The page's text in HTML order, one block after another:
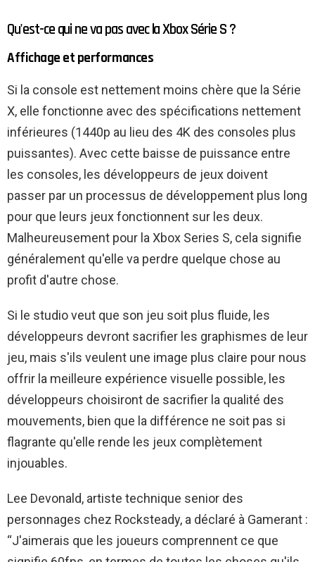
Qu'est-ce qui ne va pas avec la Xbox Série S ?
Affichage et performances
Si la console est nettement moins chère que la Série
X, elle fonctionne avec des spécifications nettement
inférieures (1440p au lieu des 4K des consoles plus
puissantes). Avec cette baisse de puissance entre
les consoles, les développeurs de jeux doivent
passer par un processus de développement plus long
pour que leurs jeux fonctionnent sur les deux.
Malheureusement pour la Xbox Series S, cela signifie
généralement qu'elle va perdre quelque chose au
profit d'autre chose.
Si le studio veut que son jeu soit plus fluide, les
développeurs devront sacrifier les graphismes de leur
jeu, mais s'ils veulent une image plus claire pour nous
offrir la meilleure expérience visuelle possible, les
développeurs choisiront de sacrifier la qualité des
mouvements, bien que la différence ne soit pas si
flagrante qu'elle rende les jeux complètement
injouables.
Lee Devonald, artiste technique senior des
personnages chez Rocksteady, a déclaré à Gamerant :
“J'aimerais que les joueurs comprennent ce que